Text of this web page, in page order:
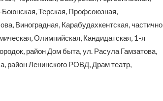
Терская, Профсоюзная,
Виноградная, Карабудахкентская, частично
Олимпийская, Кандидатская, 1-я
район Дом быта, ул. Расула Гамзатова,
район Ленинского РОВД, Драм театр,